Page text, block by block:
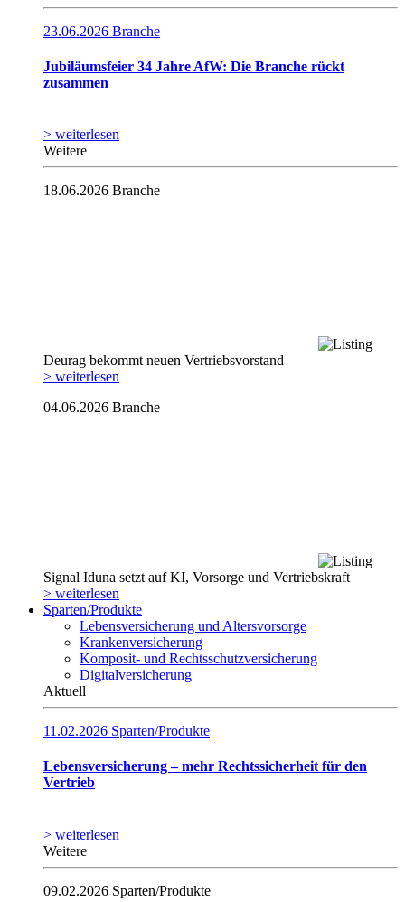
23.06.2026 Branche
Jubiläumsfeier 34 Jahre AfW: Die Branche rückt
zusammen
> weiterlesen
Weitere
18.06.2026 Branche
Deurag bekommt neuen Vertriebsvorstand
> weiterlesen
04.06.2026 Branche
Signal Iduna setzt auf KI, Vorsorge und Vertriebskraft
> weiterlesen
Sparten/Produkte
Lebensversicherung und Altersvorsorge
Krankenversicherung
Komposit- und Rechtsschutzversicherung
Digitalversicherung
Aktuell
11.02.2026 Sparten/Produkte
Lebensversicherung – mehr Rechtssicherheit für den
Vertrieb
> weiterlesen
Weitere
09.02.2026 Sparten/Produkte